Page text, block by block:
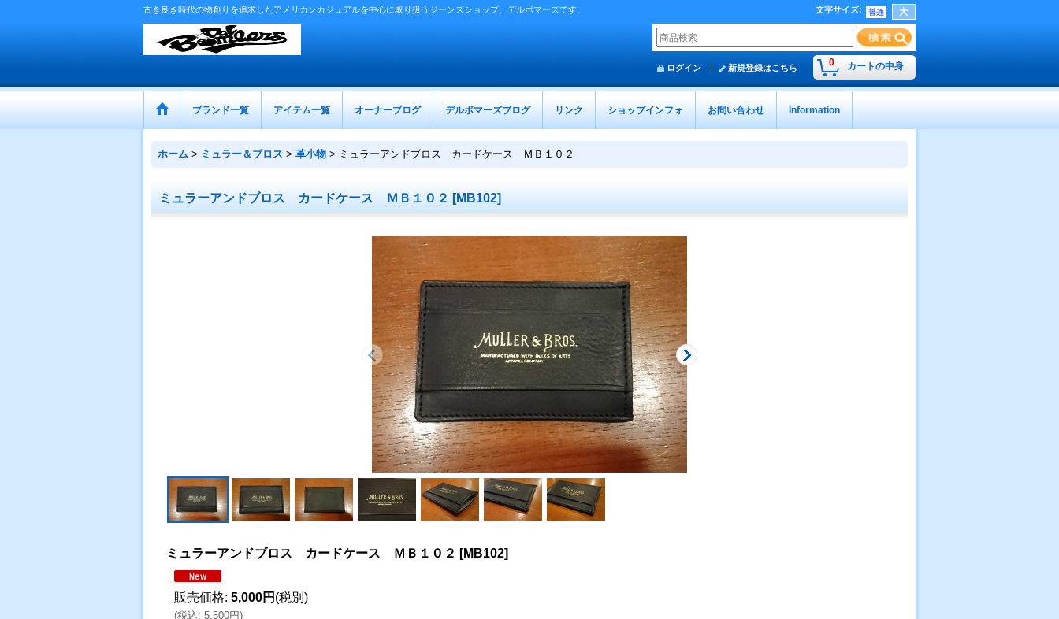
古き良き時代の物創りを追求したアメリカンカジュアルを中心に取り扱うジーンズショップ、デルボマーズです。 文字サイズ:
0 カートの中身
ログイン 新規登録はこちら
ブランド一覧 アイテム一覧 オーナーブログ デルボマーズブログ リンク ショップインフォ お問い合わせ Information
ホーム > ミュラー＆ブロス > 革小物 > ミュラーアンドブロス カードケース ＭＢ１０２
ミュラーアンドブロス カードケース ＭＢ１０２ [MB102]
ミュラーアンドブロス カードケース ＭＢ１０２ [MB102]
販売価格: 5,000円 (税別)
(税込: 5,500円)